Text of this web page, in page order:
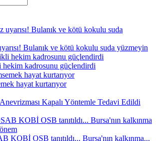
Bulanık ve kötü kokulu suda yüzmeyin
kadrosunu güçlendirdi
hayat kurtarıyor
Kapalı Yöntemle Tedavi Edildi
KOBİ OSB tanıtıldı... Bursa'nın kalkınma...